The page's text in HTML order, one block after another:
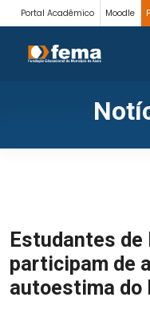
Portal Acadêmico Moodle
Estudantes de
participam de
autoestima